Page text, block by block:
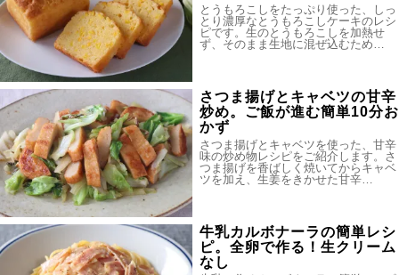
とうもろこしをたっぷり使った、しっ
とり濃厚なとうもろこしケーキのレシ
ピです。生のとうもろこしを加熱せ
ず、そのまま生地に混ぜ込むため…
さつま揚げとキャベツの甘辛
炒め。ご飯が進む簡単10分お
かず
さつま揚げとキャベツを使った、甘辛
味の炒め物レシピをご紹介します。さ
つま揚げを香ばしく焼いてからキャベ
ツを加え、生姜をきかせた甘辛…
牛乳カルボナーラの簡単レシ
ピ。全卵で作る！生クリーム
なし